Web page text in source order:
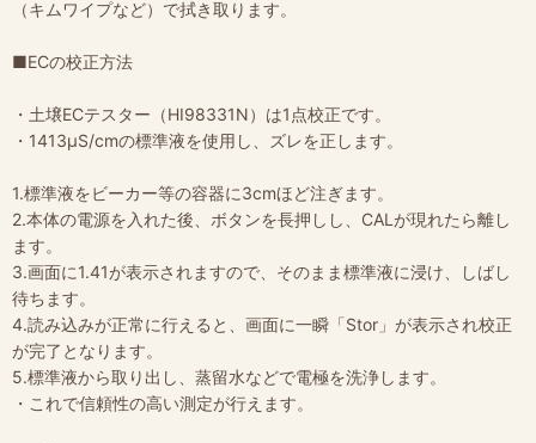
（キムワイプなど）で拭き取ります。
■ECの校正方法
・土壌ECテスター（HI98331N）は1点校正です。
・1413μS/cmの標準液を使用し、ズレを正します。
1.標準液をビーカー等の容器に3cmほど注ぎます。
2.本体の電源を入れた後、ボタンを長押しし、CALが現れたら離し
ます。
3.画面に1.41が表示されますので、そのまま標準液に浸け、しばし
待ちます。
4.読み込みが正常に行えると、画面に一瞬「Stor」が表示され校正
が完了となります。
5.標準液から取り出し、蒸留水などで電極を洗浄します。
・これで信頼性の高い測定が行えます。